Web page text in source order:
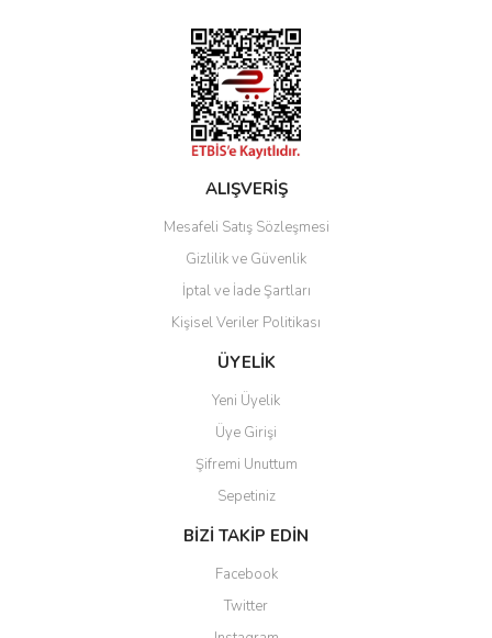
Gönder
ALIŞVERİŞ
Mesafeli Satış Sözleşmesi
Gizlilik ve Güvenlik
İptal ve İade Şartları
Kişisel Veriler Politikası
ÜYELİK
Yeni Üyelik
Üye Girişi
Şifremi Unuttum
Sepetiniz
BİZİ TAKİP EDİN
Facebook
Twitter